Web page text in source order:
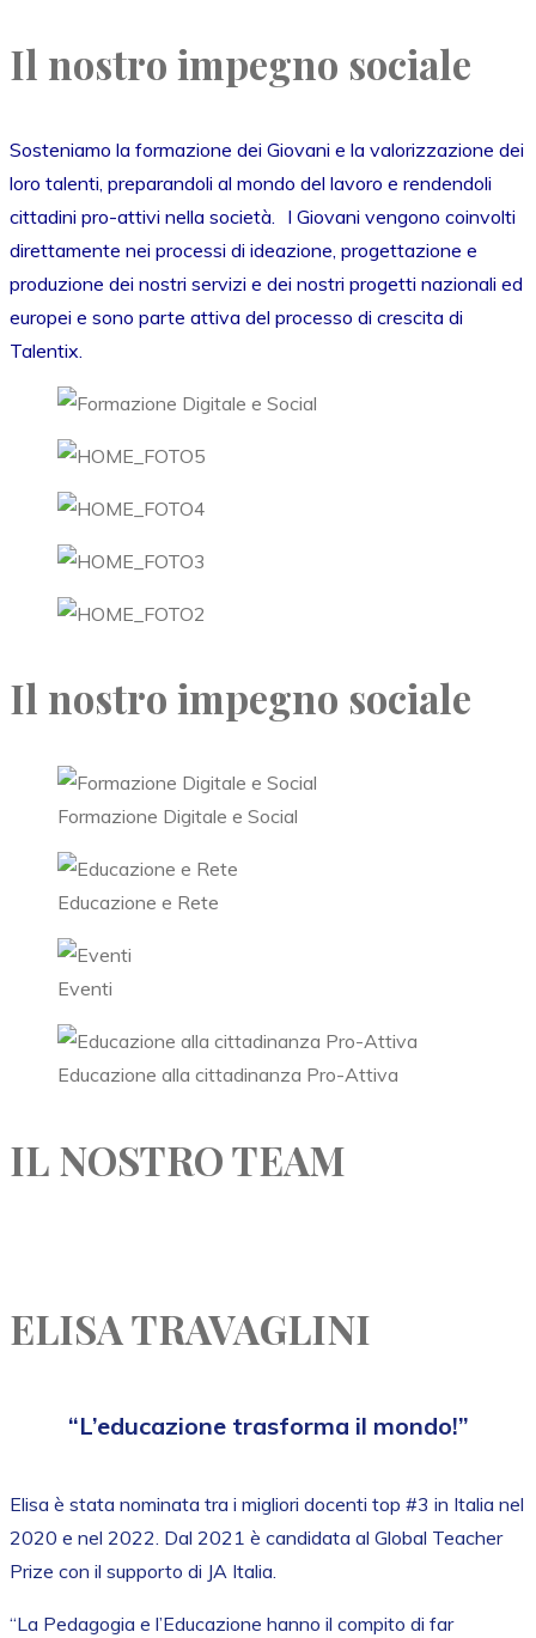
Il nostro impegno sociale
Sosteniamo la formazione dei Giovani e la valorizzazione dei
loro talenti, preparandoli al mondo del lavoro e rendendoli
cittadini pro-attivi nella società. I Giovani vengono coinvolti
direttamente nei processi di ideazione, progettazione e
produzione dei nostri servizi e dei nostri progetti nazionali ed
europei e sono parte attiva del processo di crescita di
Talentix.
Il nostro impegno sociale
Formazione Digitale e Social
Educazione e Rete
Eventi
Educazione alla cittadinanza Pro-Attiva
IL NOSTRO TEAM
ELISA TRAVAGLINI
“L’educazione trasforma il mondo!”
Elisa è stata nominata tra i migliori docenti top #3 in Italia nel
2020 e nel 2022. Dal 2021 è candidata al Global Teacher
Prize con il supporto di JA Italia.
“La Pedagogia e l’Educazione hanno il compito di far